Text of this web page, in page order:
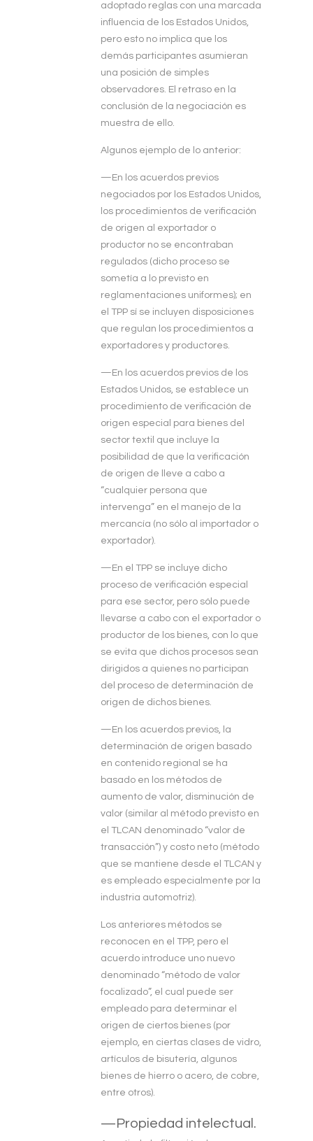
adoptado reglas con una marcada
influencia de los Estados Unidos,
pero esto no implica que los
demás participantes asumieran
una posición de simples
observadores. El retraso en la
conclusión de la negociación es
muestra de ello.
Algunos ejemplo de lo anterior:
—En los acuerdos previos
negociados por los Estados Unidos,
los procedimientos de verificación
de origen al exportador o
productor no se encontraban
regulados (dicho proceso se
sometía a lo previsto en
reglamentaciones uniformes); en
el TPP sí se incluyen disposiciones
que regulan los procedimientos a
exportadores y productores.
—En los acuerdos previos de los
Estados Unidos, se establece un
procedimiento de verificación de
origen especial para bienes del
sector textil que incluye la
posibilidad de que la verificación
de origen de lleve a cabo a
“cualquier persona que
intervenga” en el manejo de la
mercancía (no sólo al importador o
exportador).
—En el TPP se incluye dicho
proceso de verificación especial
para ese sector, pero sólo puede
llevarse a cabo con el exportador o
productor de los bienes, con lo que
se evita que dichos procesos sean
dirigidos a quienes no participan
del proceso de determinación de
origen de dichos bienes.
—En los acuerdos previos, la
determinación de origen basado
en contenido regional se ha
basado en los métodos de
aumento de valor, disminución de
valor (similar al método previsto en
el TLCAN denominado “valor de
transacción”) y costo neto (método
que se mantiene desde el TLCAN y
es empleado especialmente por la
industria automotriz).
Los anteriores métodos se
reconocen en el TPP, pero el
acuerdo introduce uno nuevo
denominado “método de valor
focalizado”, el cual puede ser
empleado para determinar el
origen de ciertos bienes (por
ejemplo, en ciertas clases de vidro,
artículos de bisutería, algunos
bienes de hierro o acero, de cobre,
entre otros).
—Propiedad intelectual.